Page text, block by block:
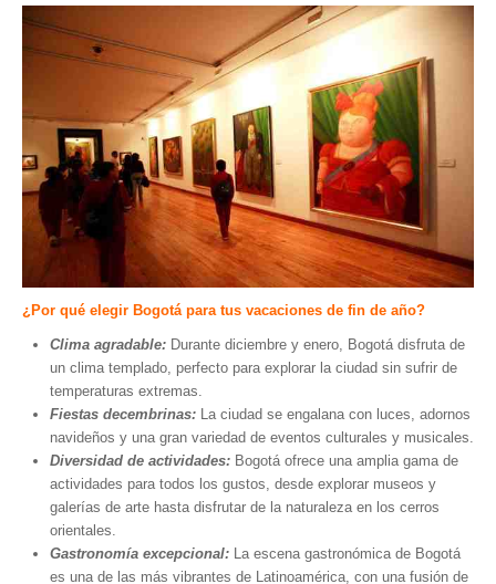
¿Por qué elegir Bogotá para tus vacaciones de fin de año?
Clima agradable: Durante diciembre y enero, Bogotá disfruta de
un clima templado, perfecto para explorar la ciudad sin sufrir de
temperaturas extremas.
Fiestas decembrinas: La ciudad se engalana con luces, adornos
navideños y una gran variedad de eventos culturales y musicales.
Diversidad de actividades: Bogotá ofrece una amplia gama de
actividades para todos los gustos, desde explorar museos y
galerías de arte hasta disfrutar de la naturaleza en los cerros
orientales.
Gastronomía excepcional: La escena gastronómica de Bogotá
es una de las más vibrantes de Latinoamérica, con una fusión de